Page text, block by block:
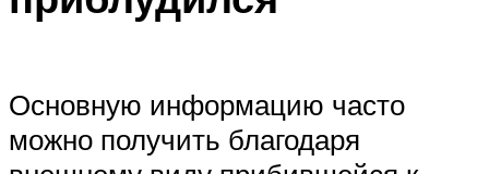
Основную информацию часто
можно получить благодаря